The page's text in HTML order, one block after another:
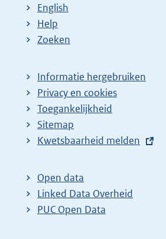
English
Help
Zoeken
Informatie hergebruiken
Privacy en cookies
Toegankelijkheid
Sitemap
E
t
e
r
Kwetsbaarheid melden
Open data
Linked Data Overheid
PUC Open Data